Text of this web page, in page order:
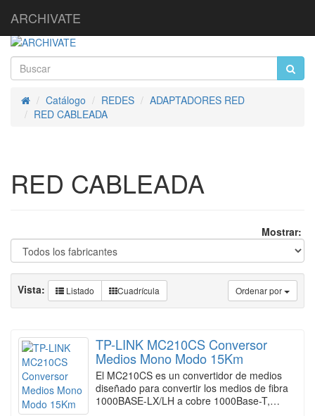
ARCHIVATE
InicioCatálogo REDES
ADAPTADORES RED
RED CABLEADA
RED CABLEADA
Mostrar:
Ordenar por
Vista: Listado Cuadrícula
TP-LINK MC210CS Conversor
Medios Mono Modo 15Km
El MC210CS es un convertidor de medios
diseñado para convertir los medios de fibra
1000BASE-LX/LH a cobre 1000Base-T,…